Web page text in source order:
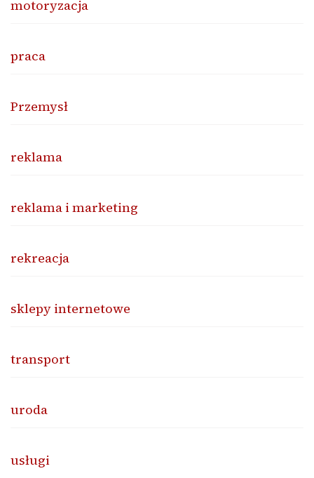
motoryzacja
praca
Przemysł
reklama
reklama i marketing
rekreacja
sklepy internetowe
transport
uroda
usługi